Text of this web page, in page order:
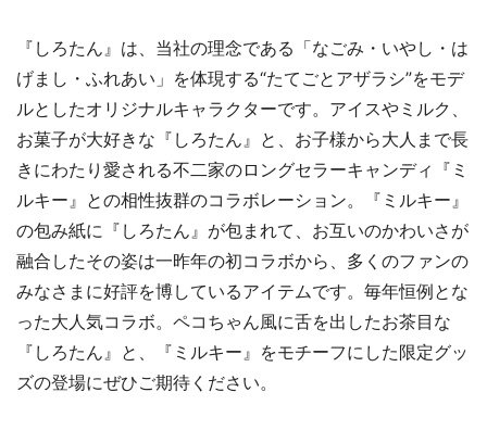
『しろたん』は、当社の理念である「なごみ・いやし・は
げまし・ふれあい」を体現する“たてごとアザラシ”をモデ
ルとしたオリジナルキャラクターです。アイスやミルク、
お菓子が大好きな『しろたん』と、お子様から大人まで長
きにわたり愛される不二家のロングセラーキャンディ『ミ
ルキー』との相性抜群のコラボレーション。『ミルキー』
の包み紙に『しろたん』が包まれて、お互いのかわいさが
融合したその姿は一昨年の初コラボから、多くのファンの
みなさまに好評を博しているアイテムです。毎年恒例とな
った大人気コラボ。ペコちゃん風に舌を出したお茶目な
『しろたん』と、『ミルキー』をモチーフにした限定グッ
ズの登場にぜひご期待ください。